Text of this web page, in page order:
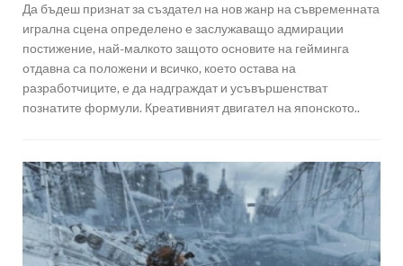
Да бъдеш признат за създател на нов жанр на съвременната
игрална сцена определено е заслужаващо адмирации
постижение, най-малкото защото основите на гейминга
отдавна са положени и всичко, което остава на
разработчиците, е да надграждат и усъвършенстват
познатите формули. Креативният двигател на японското..